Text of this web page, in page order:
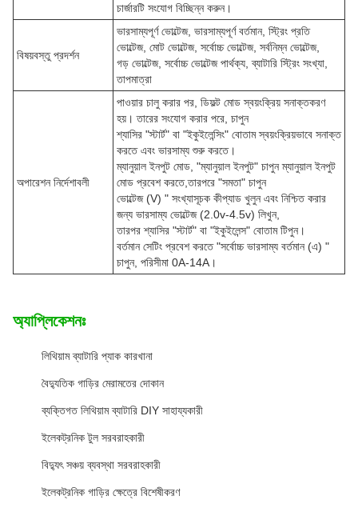
চার্জারটি সংযোগ বিচ্ছিন্ন করুন।
বিষয়বস্তু প্রদর্শন
ভারসাম্যপূর্ণ ভোল্টেজ, ভারসাম্যপূর্ণ বর্তমান, স্ট্রিং প্রতি
ভোল্টেজ, মোট ভোল্টেজ, সর্বোচ্চ ভোল্টেজ, সর্বনিম্ন ভোল্টেজ,
গড় ভোল্টেজ, সর্বোচ্চ ভোল্টেজ পার্থক্য, ব্যাটারি স্ট্রিং সংখ্যা,
তাপমাত্রা
অপারেশন নির্দেশাবলী
পাওয়ার চালু করার পর, ডিফল্ট মোড স্বয়ংক্রিয় সনাক্তকরণ
হয়। তারের সংযোগ করার পরে, চাপুন
শ্যাসির "স্টার্ট" বা "ইকুইলেন্সিং" বোতাম স্বয়ংক্রিয়ভাবে সনাক্ত
করতে এবং ভারসাম্য শুরু করতে।
ম্যানুয়াল ইনপুট মোড, "ম্যানুয়াল ইনপুট" চাপুন ম্যানুয়াল ইনপুট
মোড প্রবেশ করতে,তারপরে "সমতা" চাপুন
ভোল্টেজ (V) " সংখ্যাসূচক কীপ্যাড খুলুন এবং নিশ্চিত করার
জন্য ভারসাম্য ভোল্টেজ (2.0v-4.5v) লিখুন,
তারপর শ্যাসির "স্টার্ট" বা "ইকুইলেন্স" বোতাম টিপুন।
বর্তমান সেটিং প্রবেশ করতে "সর্বোচ্চ ভারসাম্য বর্তমান (এ) "
চাপুন, পরিসীমা 0A-14A।
অ্যাপ্লিকেশনঃ
লিথিয়াম ব্যাটারি প্যাক কারখানা
বৈদ্যুতিক গাড়ির মেরামতের দোকান
ব্যক্তিগত লিথিয়াম ব্যাটারি DIY সাহায্যকারী
ইলেকট্রনিক টুল সরবরাহকারী
বিদ্যুৎ সঞ্চয় ব্যবস্থা সরবরাহকারী
ইলেকট্রনিক গাড়ির ক্ষেত্রে বিশেষীকরণ